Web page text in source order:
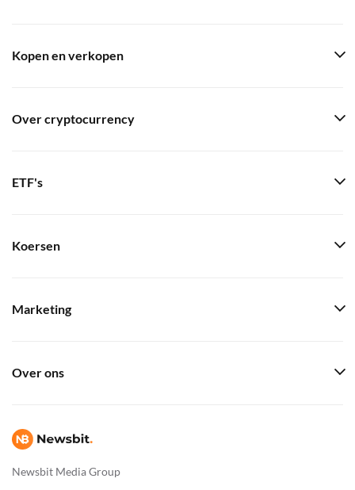
Newsbit Media Group
Kopen en verkopen
Over cryptocurrency
ETF's
Koersen
Marketing
Over ons